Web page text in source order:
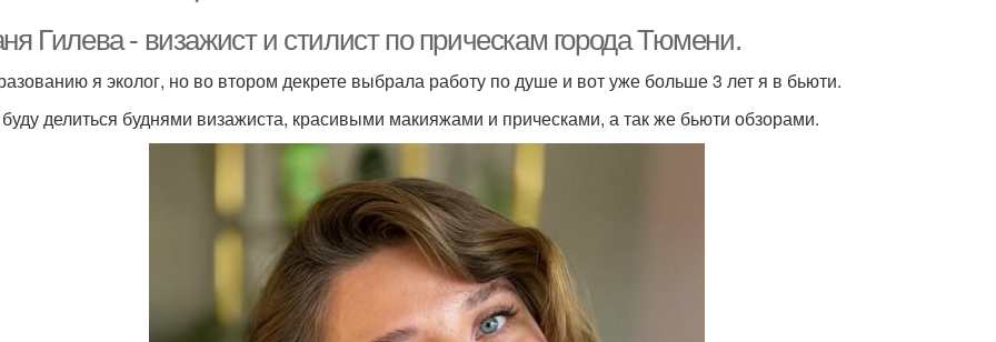
Гилева - визажист и стилист по прическам города Тюмени.
я эколог, но во втором декрете выбрала работу по душе и вот уже больше 3 лет я в бьюти.
делиться буднями визажиста, красивыми макияжами и прическами, а так же бьюти обзорами.